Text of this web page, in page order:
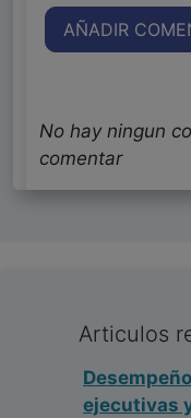
AÑADIR
No hay ningun
comentar
Articulos
ejecutivas